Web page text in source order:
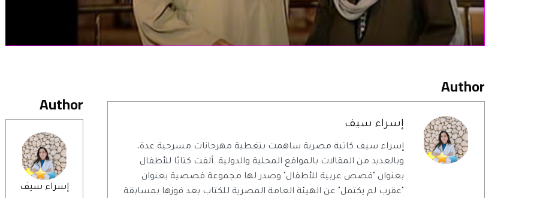
Author
إسراء سيف
Author
إسراء سيف
إسراء سيف كاتبة مصرية ساهمت بتغطية مهرجانات مسرحية عدة،
وبالعديد من المقالات بالمواقع المحلية والدولية. ألفت كتابًا للأطفال
بعنوان "قصص عربية للأطفال" وصدر لها مجموعة قصصية بعنوان
"عقرب لم يكتمل" عن الهيئة العامة المصرية للكتاب بعد فوزها بمسابقة